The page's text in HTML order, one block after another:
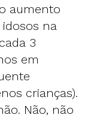
aumento
na
3
em
crianças).
Não, não